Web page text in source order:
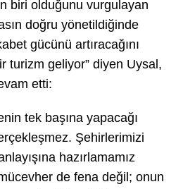
biri olduğunu vurgulayan
doğru yönetildiğinde
gücünü artıracağını
turizm geliyor” diyen Uysal,
etti:
tek başına yapacağı
Şehirlerimizi
hazırlamamız
de fena değil; onun